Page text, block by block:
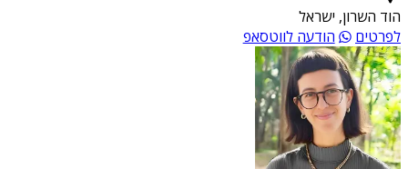
הוד השרון, ישראל
לפרטים
הודעה לווטסאפ